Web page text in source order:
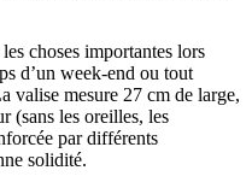
choses importantes lors
d’un week-end ou tout
valise mesure 27 cm de large,
(sans les oreilles, les
par différents
solidité.